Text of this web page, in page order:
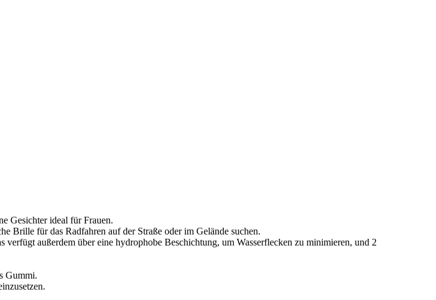
Gesichter ideal für Frauen.
Brille für das Radfahren auf der Straße oder im Gelände suchen.
außerdem über eine hydrophobe Beschichtung, um Wasserflecken zu minimieren, und 2
Gummi.